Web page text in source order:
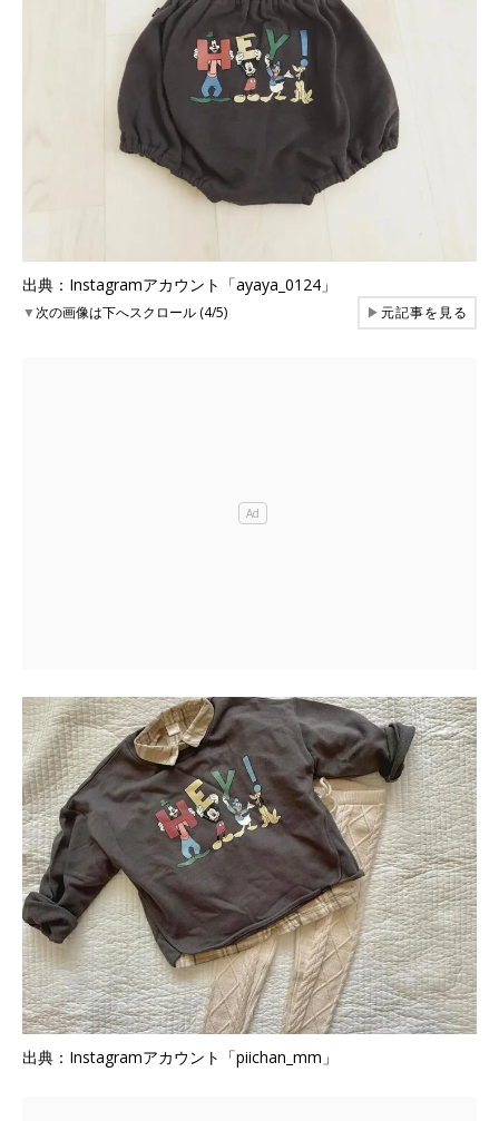
出典：Instagramアカウント「ayaya_0124」
▼次の画像は下へスクロール (4/5) ▶元記事を見る
出典：Instagramアカウント「piichan_mm」